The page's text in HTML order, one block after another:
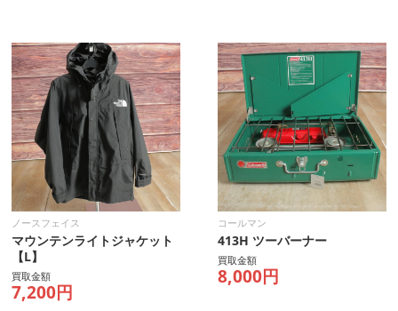
ノースフェイス
マウンテンライトジャケット
【L】
買取金額
7,200円
コールマン
413H ツーバーナー
買取金額
8,000円